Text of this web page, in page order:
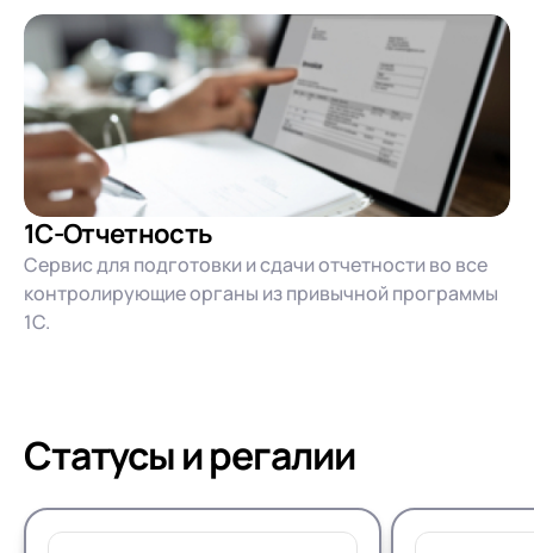
1С-Отчетность
Сервис для подготовки и сдачи отчетности во все
контролирующие органы из привычной программы
1С.
Статусы и регалии